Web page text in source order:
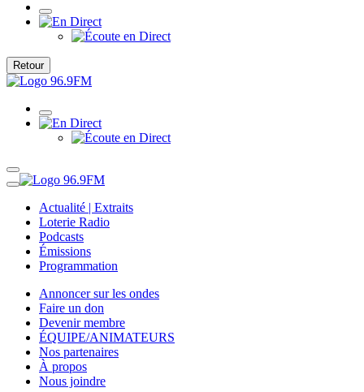
Retour
Actualité | Extraits
Loterie Radio
Podcasts
Émissions
Programmation
Annoncer sur les ondes
Faire un don
Devenir membre
ÉQUIPE/ANIMATEURS
Nos partenaires
À propos
Nous joindre